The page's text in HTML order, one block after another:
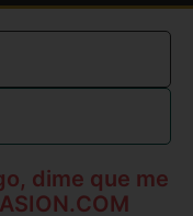
dime que me